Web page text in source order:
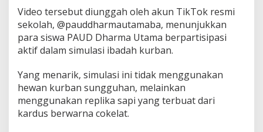
B
a
n
g
k
l
a
n
J
a
Video tersebut diunggah oleh akun TikTok resmi
sekolah, @pauddharmautamaba, menunjukkan
para siswa PAUD Dharma Utama berpartisipasi
aktif dalam simulasi ibadah kurban.
Yang menarik, simulasi ini tidak menggunakan
hewan kurban sungguhan, melainkan
menggunakan replika sapi yang terbuat dari
kardus berwarna cokelat.